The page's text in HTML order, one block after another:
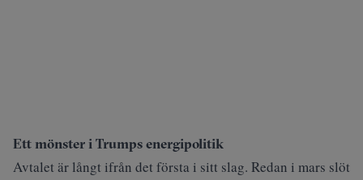
Ett mönster i Trumps energipolitik
Avtalet är långt ifrån det första i sitt slag. Redan i mars slöt